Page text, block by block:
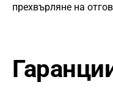
прехвърляне на